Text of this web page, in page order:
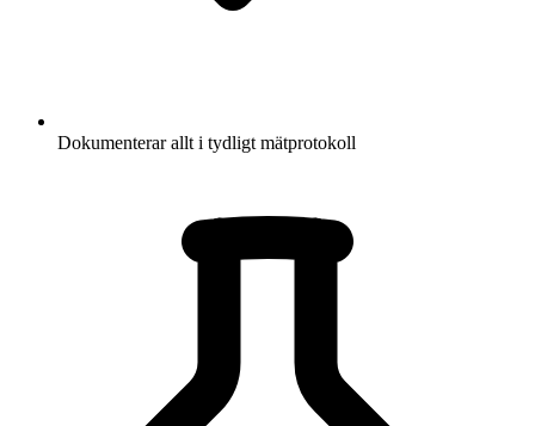
Dokumenterar allt i tydligt mätprotokoll